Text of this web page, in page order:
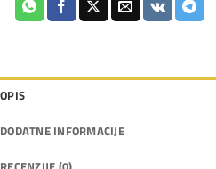
OPIS
DODATNE INFORMACIJE